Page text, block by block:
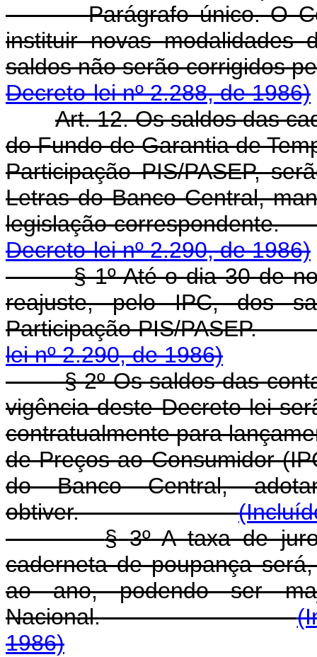
Parágrafo único. O
instituir novas modalidades
saldos não serão
Decreto-lei nº 2.288, de 1986)
Art. 12. Os saldos das
do Fundo de Garantia de
Participação PIS/PASEP,
Letras do Banco Central,
legislação
Decreto-lei nº 2.290, de 1986)
§ 1º Até o dia 30 de
reajuste, pelo IPC, dos
Participação
lei nº 2.290, de 1986)
§ 2º Os saldos das
vigência deste Decreto-lei
contratualmente para
de Preços ao Consumidor
do Banco Central,
obtiver.
§ 3º A taxa de
caderneta de poupança
ao ano, podendo ser
Nacional.
1986)